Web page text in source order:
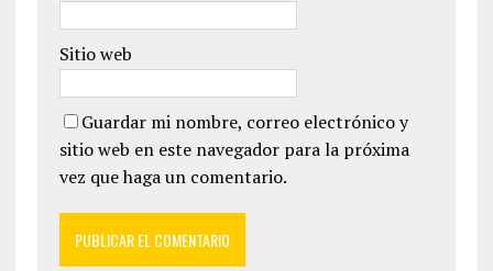
Sitio web
Guardar mi nombre, correo electrónico y
sitio web en este navegador para la próxima
vez que haga un comentario.